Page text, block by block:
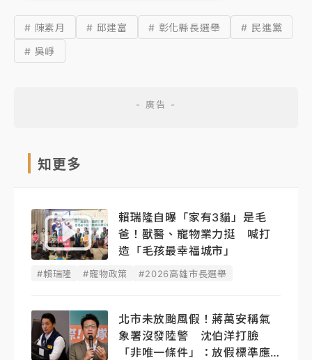
# 陳素月 # 邱建富 # 彰化縣長選舉
# 民進黨
# 吳崢
知更多
賴瑞隆自曝「家有3貓」是毛
爸！獸醫、寵物業力挺 喊打
造「毛孩最幸福城市」
#賴瑞隆 #寵物政策 #2026高雄市長選舉
北市未放颱風假！蔣萬安稱氣
象署沒發陸警 沈伯洋打臉
「非唯一條件」：放假標準應